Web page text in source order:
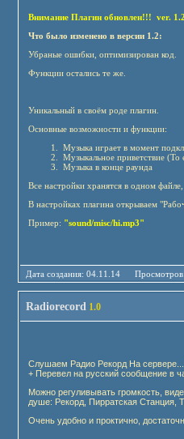
Внимание Плагин обновлен!!! ver. 1.2
Что было изменено в версии 1.2:
Убраные ошибки, оптимизирован код.
Функции остались те же.
Уникальный в своём роде плагин.
Основные возможности и функции:
Музыка играет в момент
Музыкальное приветствие (То
Музыка в конце раунда
Все настройки хранятся в одном
В настройках плагина открываем
Пример: "sound/misc/hi.mp3"
Дата создания: 04.11.14
Radiorecord 1.0
Слушаем Радио Рекорд На
+ Перевел на русский сообщение в
Можно регуливывать громкость,
душе: Рекорд, Пирратская Станция,
Очень удобно и проктично,